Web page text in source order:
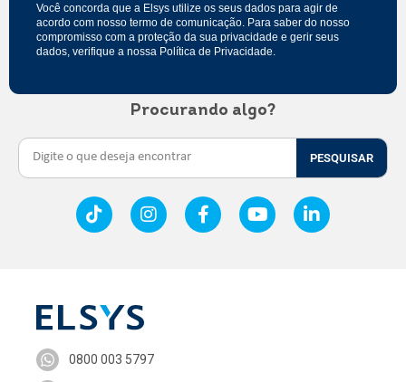
Você concorda que a Elsys utilize os seus dados para agir de
acordo com nosso termo de comunicação . Para saber do nosso
compromisso com a proteção da sua privacidade e gerir seus
dados, verifique a nossa Política de Privacidade
Procurando algo?
PESQUISAR
0800 003 5797